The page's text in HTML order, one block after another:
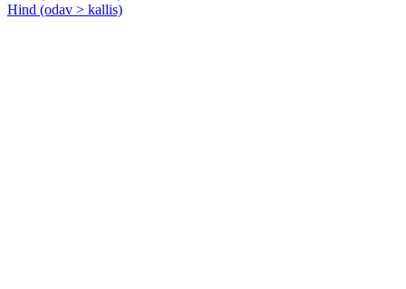
Hind (odav > kallis)